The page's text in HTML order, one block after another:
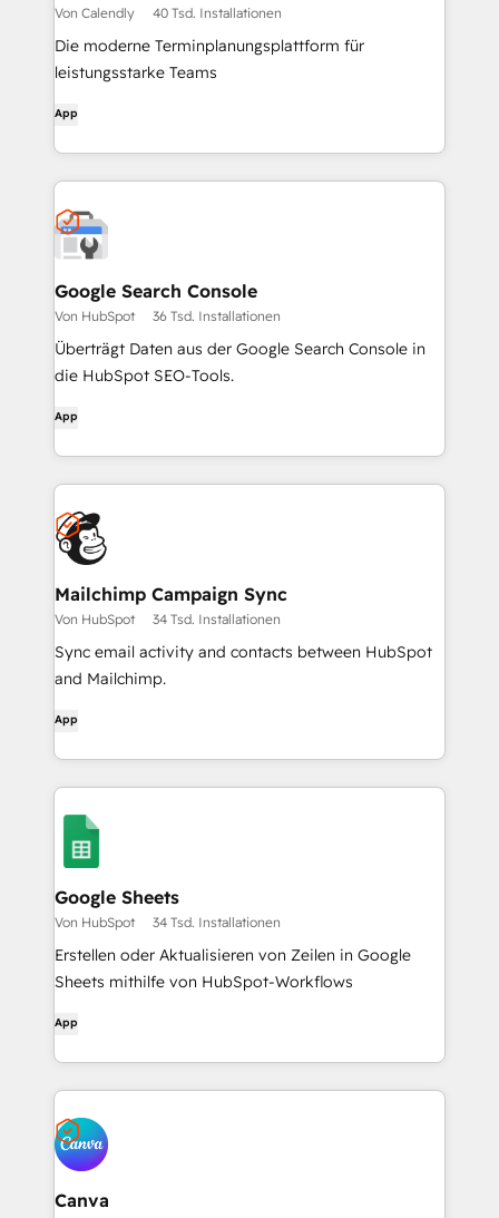
Von Calendly 40 Tsd. Installationen
Die moderne Terminplanungsplattform für
leistungsstarke Teams
App
Google Search Console
Von HubSpot 36 Tsd. Installationen
Überträgt Daten aus der Google Search Console in
die HubSpot SEO-Tools.
App
Mailchimp Campaign Sync
Von HubSpot 34 Tsd. Installationen
Sync email activity and contacts between HubSpot
and Mailchimp.
App
Google Sheets
Von HubSpot 34 Tsd. Installationen
Erstellen oder Aktualisieren von Zeilen in Google
Sheets mithilfe von HubSpot-Workflows
App
Canva